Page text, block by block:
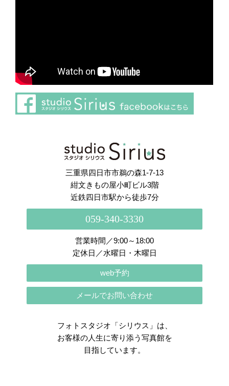
Instagram でフォロー
三重県四日市市鵜の森1-7-13
紺文きもの屋小町ビル3階
近鉄四日市駅から徒歩7分
059-340-3330
営業時間／9:00～18:00
定休日／水曜日・木曜日
web予約
メールでお問い合わせ
フォトスタジオ「シリウス」は、
お客様の人生に寄り添う写真館を
目指しています。